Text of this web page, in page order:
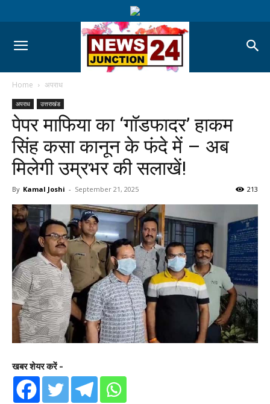
Home अपराध
अपराध उत्तराखंड
पेपर माफिया का ‘गॉडफादर’ हाकम
सिंह कसा कानून के फंदे में – अब
मिलेगी उम्रभर की सलाखें!
By Kamal Joshi - September 21, 2025 213
खबर शेयर करें -